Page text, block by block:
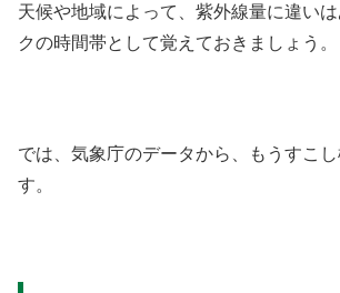
天候や地域によって、紫外線量に違い
クの時間帯として覚えておきましょう。
では、気象庁のデータから、もうすこ
す。